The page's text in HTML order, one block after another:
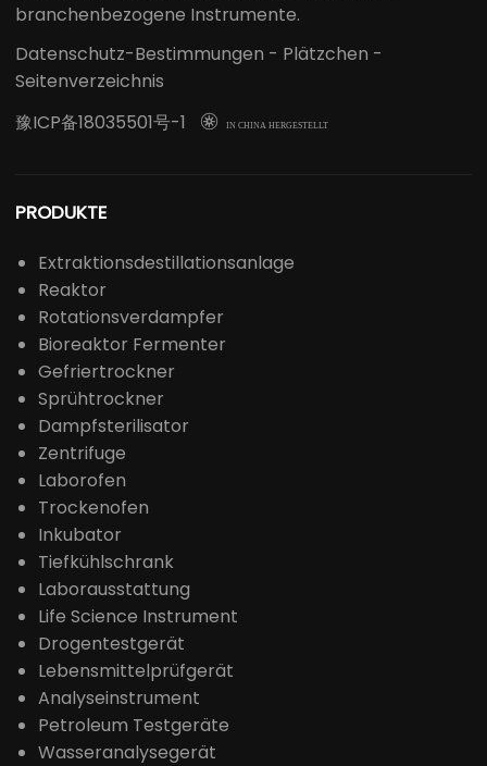
branchenbezogene Instrumente.
Datenschutz-Bestimmungen - Plätzchen -
Seitenverzeichnis
豫ICP备18035501号-1
 IN CHINA HERGESTELLT
PRODUKTE
Extraktionsdestillationsanlage
Reaktor
Rotationsverdampfer
Bioreaktor Fermenter
Gefriertrockner
Sprühtrockner
Dampfsterilisator
Zentrifuge
Laborofen
Trockenofen
Inkubator
Tiefkühlschrank
Laborausstattung
Life Science Instrument
Drogentestgerät
Lebensmittelprüfgerät
Analyseinstrument
Petroleum Testgeräte
Wasseranalysegerät